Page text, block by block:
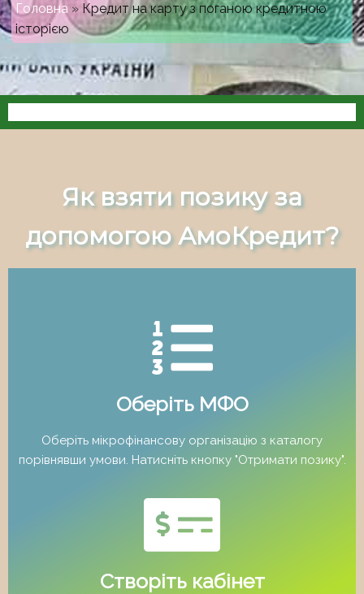
Головна » Кредит на карту з поганою кредитною
історією
Як взяти позику за
допомогою АмоКредит?
Оберіть МФО
Оберіть мікрофінансову організацію з каталогу
порівнявши умови. Натисніть кнопку "Отримати позику".
Створіть кабінет